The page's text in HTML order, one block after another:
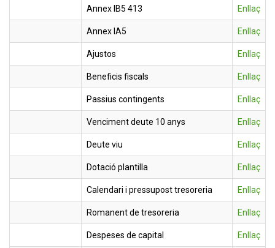
Annex IB5 413 Enllaç
Annex IA5 Enllaç
Ajustos Enllaç
Beneficis fiscals Enllaç
Passius contingents Enllaç
Venciment deute 10 anys Enllaç
Deute viu Enllaç
Dotació plantilla Enllaç
Calendari i pressupost tresoreria Enllaç
Romanent de tresoreria Enllaç
Despeses de capital Enllaç